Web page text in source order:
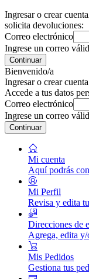
Ingresar o crear cuenta
solicita devoluciones:
Correo electrónico
Ingrese un correo
Continuar
Bienvenido/a
Ingresar o crear cuenta
Accede a tus datos
Correo electrónico
Ingrese un correo
Continuar
Mi cuenta
Aquí podrás
Mi Perfil
Revisa y edita
Direcciones de
Agrega, edita
Mis Pedidos
Gestiona tus